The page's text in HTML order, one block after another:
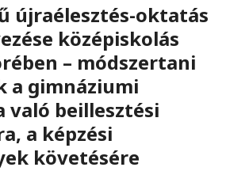
újraélesztés-oktatás
középiskolás
– módszertani
a gimnáziumi
való beillesztési
a képzési
követésére